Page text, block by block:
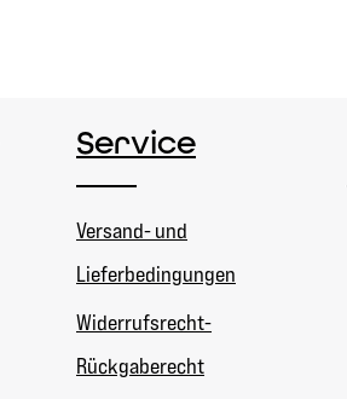
Service
Versand- und
Lieferbedingungen
Widerrufsrecht-
Rückgaberecht